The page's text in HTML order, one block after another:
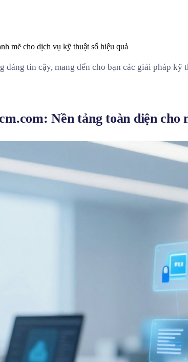
đáng tin cậy, mang đến cho bạn các giải pháp
Nền tảng toàn diện cho